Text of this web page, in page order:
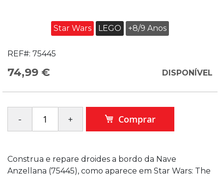
Star Wars LEGO +8/9 Anos
REF#: 75445
74,99 € DISPONÍVEL
Comprar
Construa e repare droides a bordo da Nave
Anzellana (75445), como aparece em Star Wars: The